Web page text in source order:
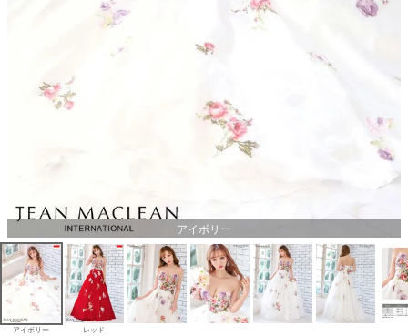
Aラインロングドレス
アイボリー
アイボリー レッド